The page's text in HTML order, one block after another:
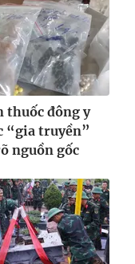
thuốc đông y
“gia truyền”
nguồn gốc